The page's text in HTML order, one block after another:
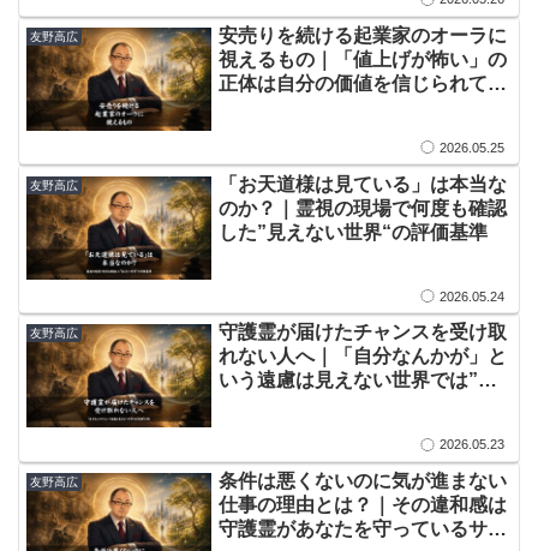
友野高広
​​安売りを続ける起業家のオーラに
視えるもの｜「値上げが怖い」の
正体は自分の価値を信じられてい
2026.05.25
友野高広
​​「お天道様は見ている」は本当な
のか？｜霊視の現場で何度も確認
した”見えない世界“の評価基準
2026.05.24
友野高広
​守護霊が届けたチャンスを受け取
れない人へ｜「自分なんかが」と
いう遠慮は見えない世界では”拒
2026.05.23
友野高広
​条件は悪くないのに気が進まない
仕事の理由とは？｜その違和感は
守護霊があなたを守っているサイ